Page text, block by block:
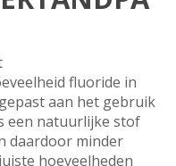
fluoride in
aan het gebruik
een natuurlijke stof
daardoor minder
hoeveelheden